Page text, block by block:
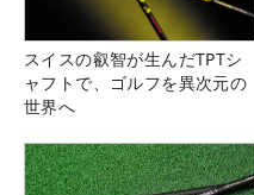
スイスの叡智が生んだTPTシ
ャフトで、ゴルフを異次元の
世界へ